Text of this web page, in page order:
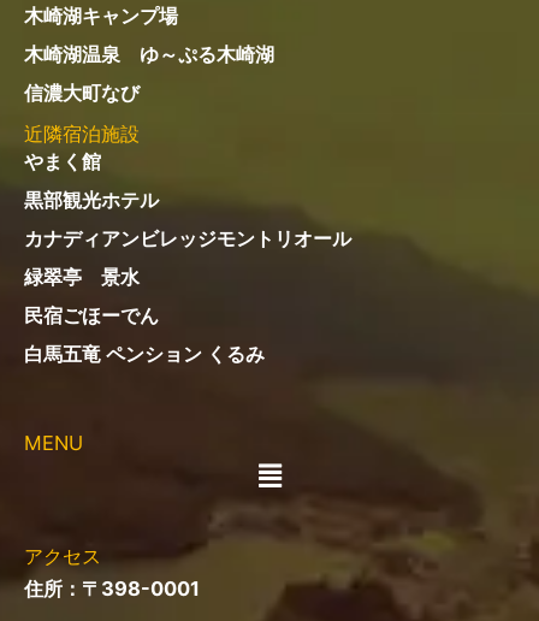
木崎湖キャンプ場
木崎湖温泉 ゆ～ぷる木崎湖
信濃大町なび
近隣宿泊施設
やまく館
黒部観光ホテル
カナディアンビレッジモントリオール
緑翠亭 景水
民宿ごほーでん
白馬五竜 ペンション くるみ
MENU
メ
ニ
ー
アクセス
住所：〒398-0001